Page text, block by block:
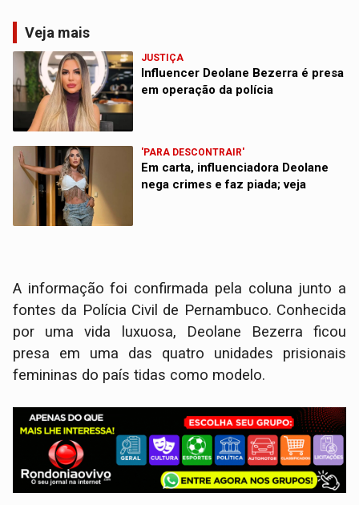
Veja mais
JUSTIÇA
Influencer Deolane Bezerra é presa
em operação da polícia
'PARA DESCONTRAIR'
Em carta, influenciadora Deolane
nega crimes e faz piada; veja
A informação foi confirmada pela coluna junto a
fontes da Polícia Civil de Pernambuco. Conhecida
por uma vida luxuosa, Deolane Bezerra ficou
presa em uma das quatro unidades prisionais
femininas do país tidas como modelo.